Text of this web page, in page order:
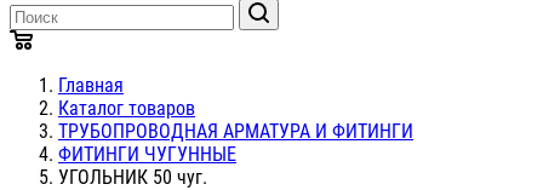
Главная
Каталог товаров
ТРУБОПРОВОДНАЯ АРМАТУРА И ФИТИНГИ
ФИТИНГИ ЧУГУННЫЕ
УГОЛЬНИК 50 чуг.